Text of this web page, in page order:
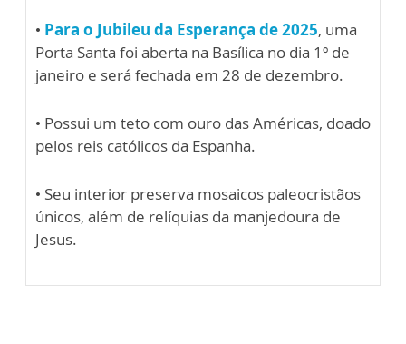
• Para o Jubileu da Esperança de 2025, uma
Porta Santa foi aberta na Basílica no dia 1º de
janeiro e será fechada em 28 de dezembro.
• Possui um teto com ouro das Américas, doado
pelos reis católicos da Espanha.
• Seu interior preserva mosaicos paleocristãos
únicos, além de relíquias da manjedoura de
Jesus.